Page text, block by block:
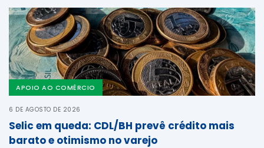
APOIO AO COMÉRCIO
6 DE AGOSTO DE 2026
Selic em queda: CDL/BH prevê crédito mais
barato e otimismo no varejo